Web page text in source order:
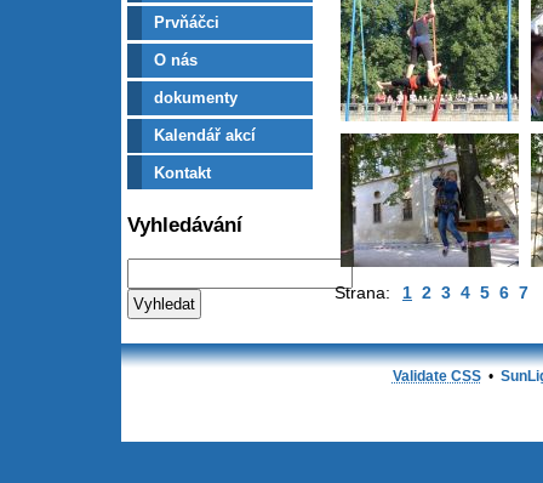
Prvňáčci
O nás
dokumenty
Kalendář akcí
Kontakt
Vyhledávání
Strana: 1 2 3 4 5 6 7
Validate CSS•